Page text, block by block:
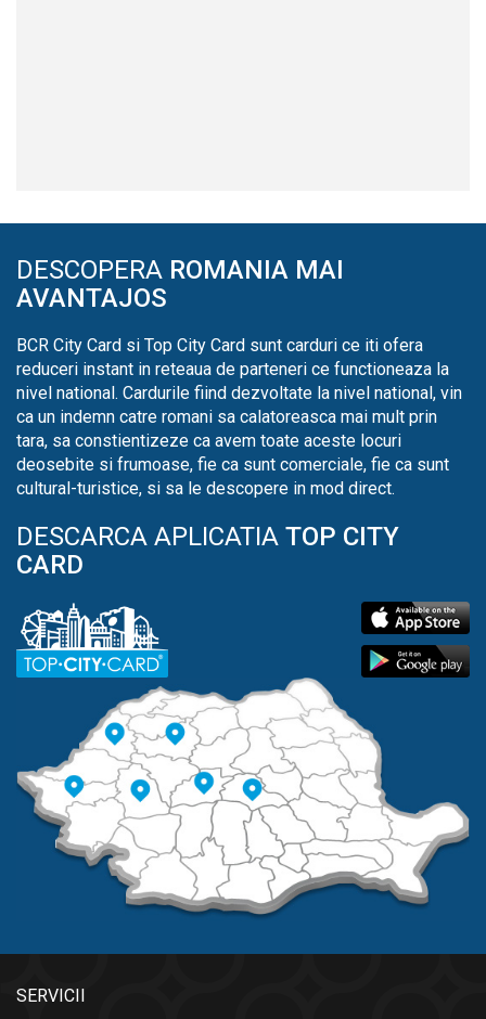
DESCOPERA ROMANIA MAI
AVANTAJOS
BCR City Card si Top City Card sunt carduri ce iti ofera
reduceri instant in reteaua de parteneri ce functioneaza la
nivel national. Cardurile fiind dezvoltate la nivel national, vin
ca un indemn catre romani sa calatoreasca mai mult prin
tara, sa constientizeze ca avem toate aceste locuri
deosebite si frumoase, fie ca sunt comerciale, fie ca sunt
cultural-turistice, si sa le descopere in mod direct.
DESCARCA APLICATIA TOP CITY
CARD
SERVICII